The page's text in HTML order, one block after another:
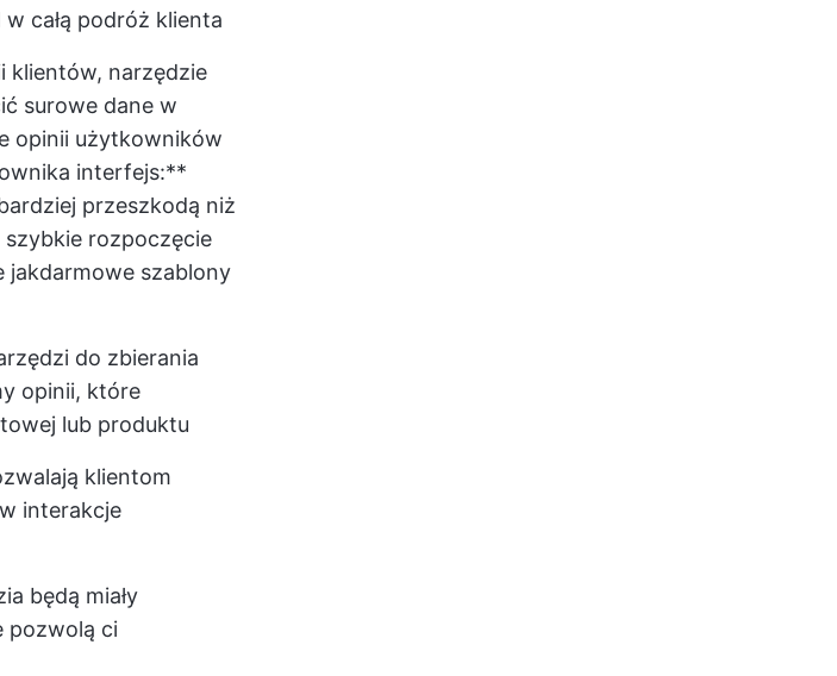
całą podróż klienta
klientów, narzędzie
surowe dane w
opinii użytkowników
interfejs:**
przeszkodą niż
rozpoczęcie
jakdarmowe szablony
do zbierania
opinii, które
lub produktu
klientom
interakcje
będą miały
pozwolą ci